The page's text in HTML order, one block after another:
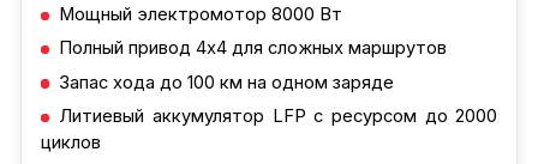
Мощный электромотор 8000 Вт
Полный привод 4x4 для сложных маршрутов
Запас хода до 100 км на одном заряде
Литиевый аккумулятор LFP с ресурсом до 2000
циклов